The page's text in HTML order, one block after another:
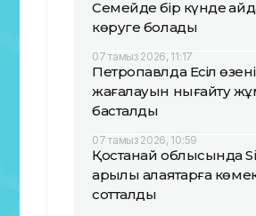
Семейде бір күнде
көруге болады
07 тамыз 2026, 11:17
Петропавлда Есіл
жағалауын нығайту
басталды
07 тамыз 2026, 10:59
Қостанай облысында
арқылы алаяқтарға
сотталды